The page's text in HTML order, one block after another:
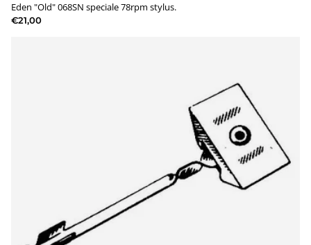
Eden "Old" 068SN speciale 78rpm stylus.
€21,00